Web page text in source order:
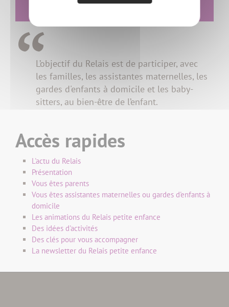
L’objectif du Relais est de participer, avec
les familles, les assistantes maternelles, les
gardes d'enfants à domicile et les baby-
sitters, au bien-être de l’enfant.
Accès rapides
L'actu du Relais
Présentation
Vous êtes parents
Vous êtes assistantes maternelles ou gardes d'enfants à
domicile
Les animations du Relais petite enfance
Des idées d'activités
Des clés pour vous accompagner
La newsletter du Relais petite enfance